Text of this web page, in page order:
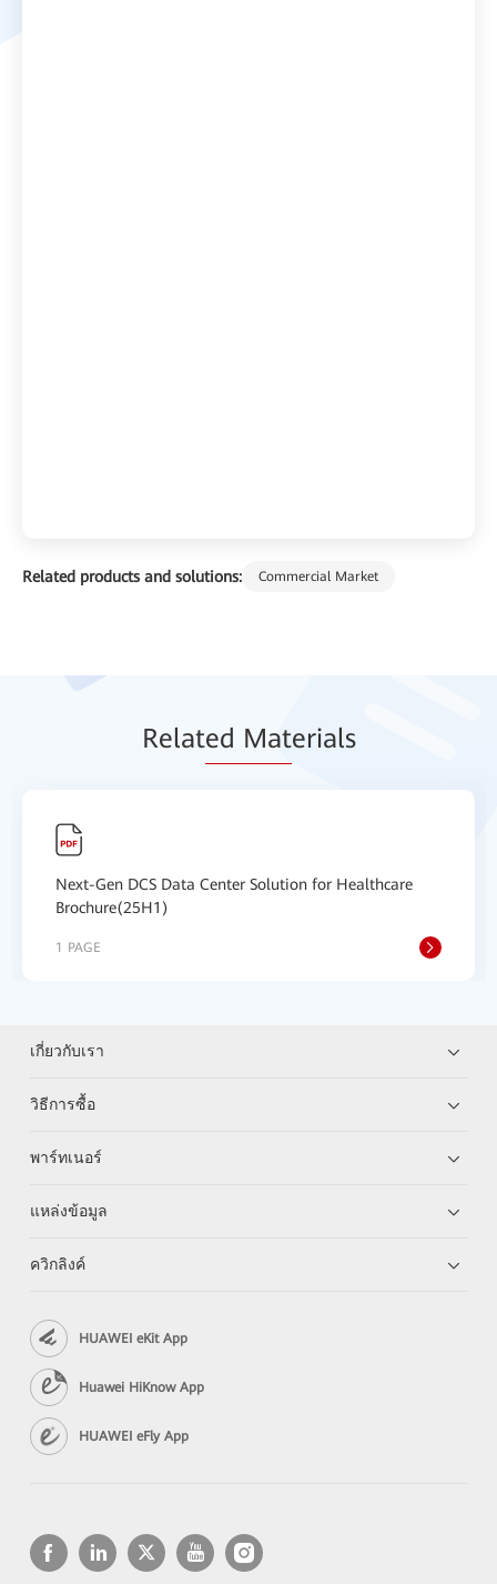
Related products and solutions: Commercial Market
Related Materials
Next-Gen DCS Data Center Solution for Healthcare
Brochure(25H1)
1 PAGE
เกี่ยวกับเรา
วิธีการซื้อ
พาร์ทเนอร์
แหล่งข้อมูล
ควิกลิงค์
HUAWEI eKit App
Huawei HiKnow App
HUAWEI eFly App